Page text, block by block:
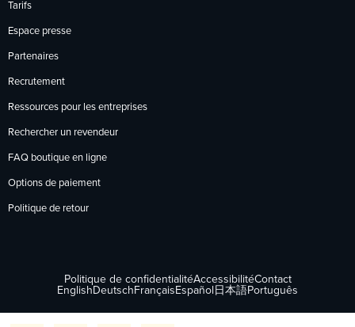
Tarifs
Espace presse
Partenaires
Recrutement
Ressources pour les entreprises
Rechercher un revendeur
FAQ boutique en ligne
Options de paiement
Politique de retour
Politique de confidentialitéAccessibilitéContact
English Deutsch Français Español 日本語Português